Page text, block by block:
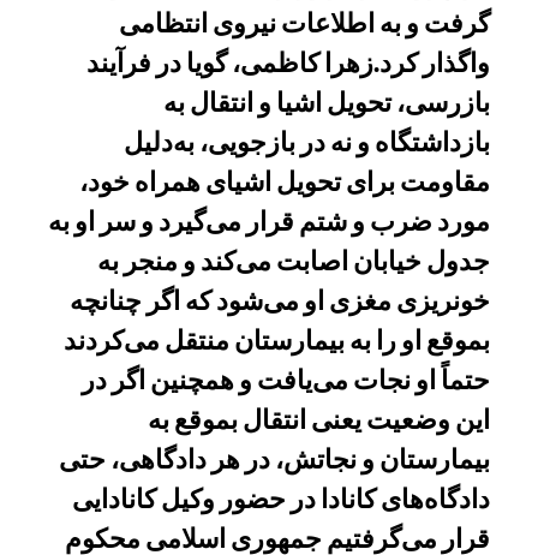
گرفت و به اطلاعات نیروی انتظامی
واگذار کرد.زهرا کاظمی، گویا در فرآیند
بازرسی، تحویل اشیا و انتقال به
بازداشتگاه و نه در بازجویی، به‌دلیل
مقاومت برای تحویل اشیای همراه خود،
مورد ضرب و شتم قرار می‌گیرد و سر او به
جدول خیابان اصابت می‌کند و منجر به
خونریزی مغزی او می‌شود که اگر چنانچه
بموقع او را به بیمارستان منتقل می‌کردند
حتماً او نجات می‌یافت و همچنین اگر در
این وضعیت یعنی انتقال بموقع به
بیمارستان و نجاتش، در هر دادگاهی، حتی
دادگاه‌های کانادا در حضور وکیل کانادایی
قرار می‌گرفتیم جمهوری اسلامی محکوم